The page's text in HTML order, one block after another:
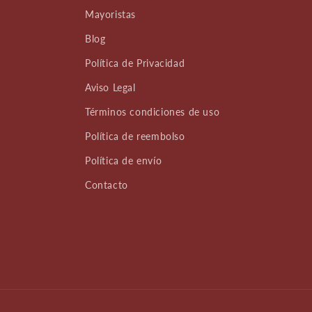
Mayoristas
Blog
Política de Privacidad
Aviso Legal
Términos condiciones de uso
Política de reembolso
Política de envío
Contacto